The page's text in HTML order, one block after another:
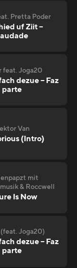
Pretta Poder
uf Ziit –
feat. Joga20
dezue – Faz
parte
Van
(Intro)
mit
& Roccwell
Is Now
Joga20)
dezue – Faz
parte